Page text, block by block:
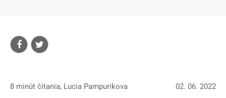
8 minút čítania, Lucia Pampurikova 02. 06. 2022